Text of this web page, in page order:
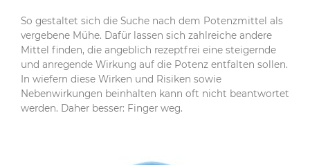
So gestaltet sich die Suche nach dem Potenzmittel als
vergebene Mühe. Dafür lassen sich zahlreiche andere
Mittel finden, die angeblich rezeptfrei eine steigernde
und anregende Wirkung auf die Potenz entfalten sollen.
In wiefern diese Wirken und Risiken sowie
Nebenwirkungen beinhalten kann oft nicht beantwortet
werden. Daher besser: Finger weg.